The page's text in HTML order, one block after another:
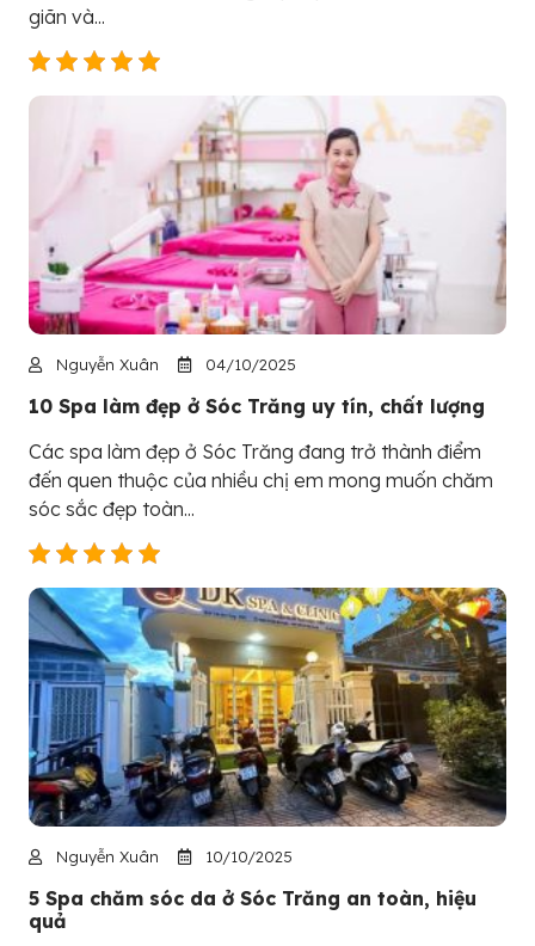
giãn và...
Nguyễn Xuân 04/10/2025
10 Spa làm đẹp ở Sóc Trăng uy tín, chất lượng
Các spa làm đẹp ở Sóc Trăng đang trở thành điểm
đến quen thuộc của nhiều chị em mong muốn chăm
sóc sắc đẹp toàn...
Nguyễn Xuân 10/10/2025
5 Spa chăm sóc da ở Sóc Trăng an toàn, hiệu
quả